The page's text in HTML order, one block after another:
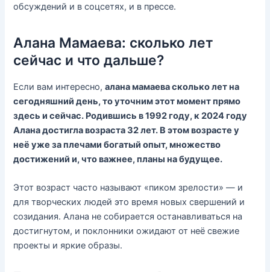
обсуждений и в соцсетях, и в прессе.
Алана Мамаева: сколько лет
сейчас и что дальше?
Если вам интересно,алана мамаева сколько лет на
сегодняшний день, то уточним этот момент прямо
здесь и сейчас. Родившись в 1992 году, к 2024 году
Алана достигла возраста 32 лет. В этом возрасте у
неё уже за плечами богатый опыт, множество
достижений и, что важнее, планы на будущее.
Этот возраст часто называют «пиком зрелости» — и
для творческих людей это время новых свершений и
созидания. Алана не собирается останавливаться на
достигнутом, и поклонники ожидают от неё свежие
проекты и яркие образы.